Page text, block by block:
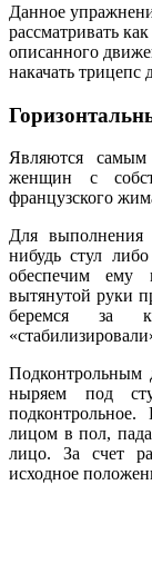
Данное
рассматривать
описанного
накачать трицепс
Являются
женщин с
французского
Для выполнения
нибудь стул
обеспечим ему
вытянутой руки
беремся за
Подконтрольным
ныряем под
лицом в пол,
лицо. За счет
исходное